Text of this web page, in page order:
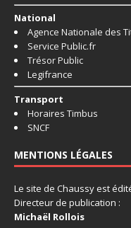
National
Agence Nationale des
Service Public.fr
Trésor Public
Legifrance
Transport
Horaires Timbus
SNCF
MENTIONS LÉGALES
Le site de Chaussy est
Directeur de publication :
Michaël Rollois